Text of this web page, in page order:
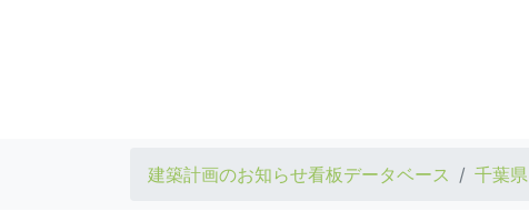
建築計画のお知らせ看板データベース 千葉県